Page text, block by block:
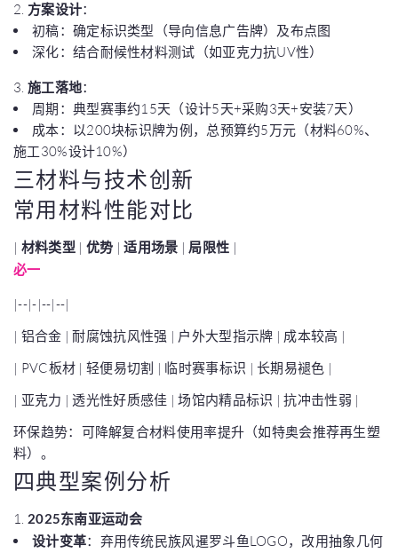
2. 方案设计：
初稿：确定标识类型（导向信息广告牌）及布点图
深化：结合耐候性材料测试（如亚克力抗UV性）
3. 施工落地：
周期：典型赛事约15天（设计5天+采购3天+安装7天）
成本：以200块标识牌为例，总预算约5万元（材料60%、
施工30%设计10%）
三材料与技术创新
常用材料性能对比
| 材料类型| 优势 |适用场景 |局限性 |
必一
|--|-|--|--|
| 铝合金 | 耐腐蚀抗风性强 | 户外大型指示牌 | 成本较高 |
| PVC板材 | 轻便易切割 | 临时赛事标识 | 长期易褪色 |
| 亚克力 | 透光性好质感佳 | 场馆内精品标识 | 抗冲击性弱 |
环保趋势：可降解复合材料使用率提升（如特奥会推荐再生塑
料）。
四典型案例分析
1. 2025东南亚运动会
设计变革：弃用传统民族风暹罗斗鱼LOGO，改用抽象几何